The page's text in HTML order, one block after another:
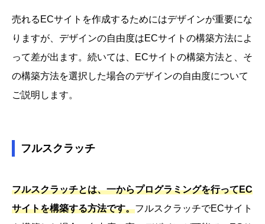
売れるECサイトを作成するためにはデザインが重要にな
りますが、デザインの自由度はECサイトの構築方法によ
って差が出ます。続いては、ECサイトの構築方法と、そ
の構築方法を選択した場合のデザインの自由度について
ご説明します。
フルスクラッチ
フルスクラッチとは、一からプログラミングを行ってEC
サイトを構築する方法です。フルスクラッチでECサイト